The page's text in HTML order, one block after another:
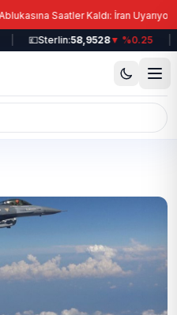
Saatler Kaldı: İran Uyarıyor! |
Sterlin:58,9528▼ %0.25 |